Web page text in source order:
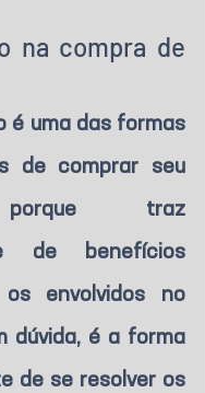
na compra de
é uma das formas
de comprar seu
traz
de benefícios
envolvidos no
dúvida, é a forma
de se resolver os